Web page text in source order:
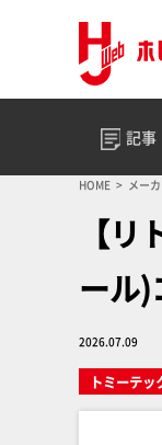
記事
HOME メー
【
ール)
2026.07.09
トミーテッ